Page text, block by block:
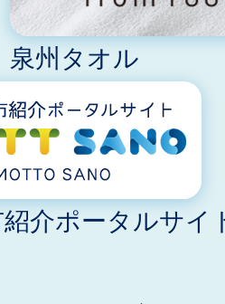
泉州タオル
介ポータルサイ